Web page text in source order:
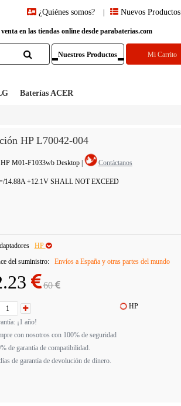
Nuevos Productos
¿Quiénes somos?
en las tiendas online desde parabaterias.com
Nuestros Productos Mi Carrito
Baterías ACER
HP L70042-004
HP M01-F1033wb Desktop Contáctanos
14.88A +12.1V SHALL NOT EXCEED
HP
del suministro: Envíos a España y otras partes del mundo
60
HP
¡1 año!
con nosotros con 100% de seguridad
de garantía de compatibilidad.
de garantía de devolución de dinero.